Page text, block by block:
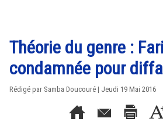
Théorie du genre :
condamnée pour
Rédigé par Samba Doucouré | Jeudi 19 Mai 2016